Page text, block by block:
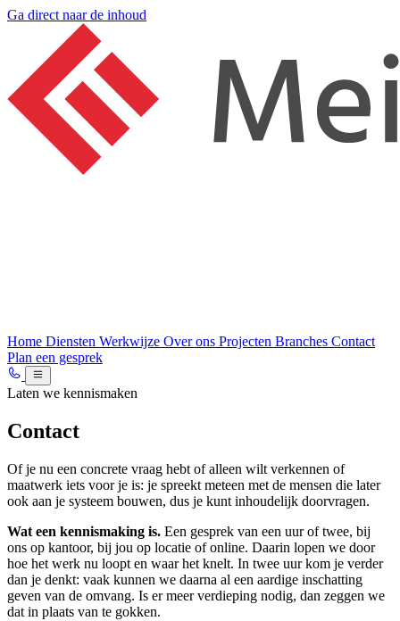
Ga direct naar de inhoud
Home Diensten Werkwijze Over ons Projecten Branches Contact
Plan een gesprek
Laten we kennismaken
Contact
Of je nu een concrete vraag hebt of alleen wilt verkennen of
maatwerk iets voor je is: je spreekt meteen met de mensen die later
ook aan je systeem bouwen, dus je kunt inhoudelijk doorvragen.
Wat een kennismaking is. Een gesprek van een uur of twee, bij
ons op kantoor, bij jou op locatie of online. Daarin lopen we door
hoe het werk nu loopt en waar het knelt. In twee uur kom je verder
dan je denkt: vaak kunnen we daarna al een aardige inschatting
geven van de omvang. Is er meer verdieping nodig, dan zeggen we
dat in plaats van te gokken.